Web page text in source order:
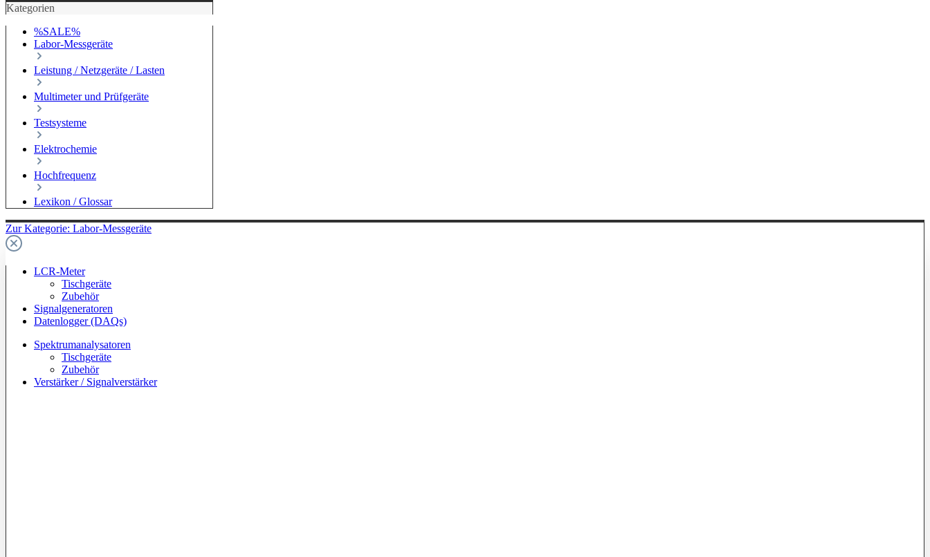
Kategorien
%SALE%
Labor-Messgeräte
Leistung / Netzgeräte / Lasten
Multimeter und Prüfgeräte
Testsysteme
Elektrochemie
Hochfrequenz
Lexikon / Glossar
Zur Kategorie: Labor-Messgeräte
LCR-Meter
Tischgeräte
Zubehör
Signalgeneratoren
Datenlogger (DAQs)
Spektrumanalysatoren
Tischgeräte
Zubehör
Verstärker / Signalverstärker